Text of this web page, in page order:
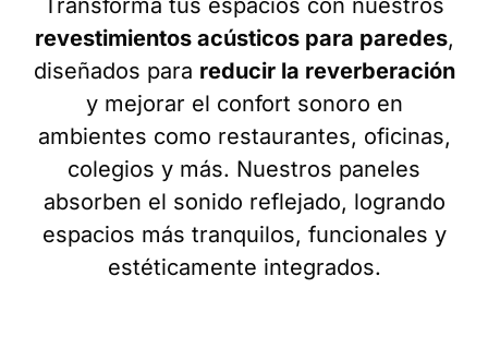
Transforma tus espacios con nuestros
revestimientos acústicos para paredes,
diseñados para reducir la reverberación
y mejorar el confort sonoro en
ambientes como restaurantes, oficinas,
colegios y más. Nuestros paneles
absorben el sonido reflejado, logrando
espacios más tranquilos, funcionales y
estéticamente integrados.